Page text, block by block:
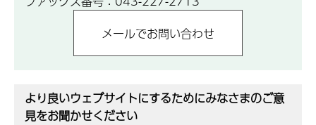
より良いウェブサイトにするためにみなさまのご意
見をお聞かせください